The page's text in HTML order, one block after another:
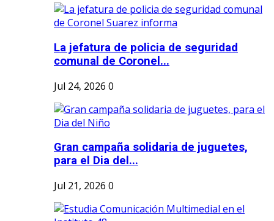
La jefatura de policia de seguridad
comunal de Coronel...
Jul 24, 2026 0
Gran campaña solidaria de juguetes,
para el Dia del...
Jul 21, 2026 0